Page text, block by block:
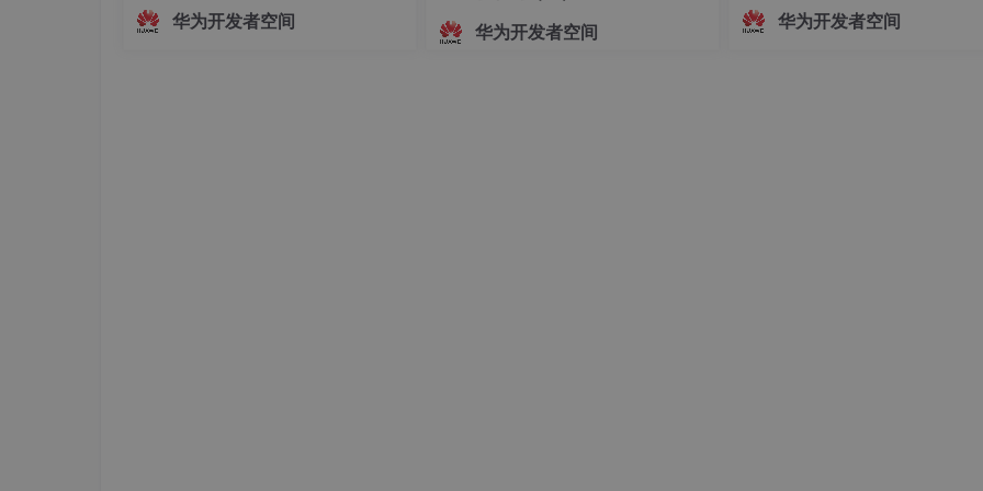
面，主播的真实动作、姿态变化及情绪
起伏无法被实时解析与映射。这种遮挡
华为开发者空间
华为开发者空间
志着中国Agent产业正式迈入"有标可
依、有尺可量"的新阶段。OfficeAce
华为开发者空间